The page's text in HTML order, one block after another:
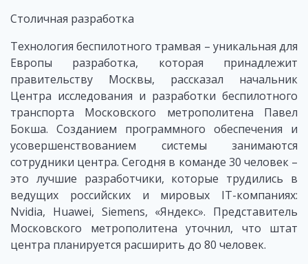
Столичная разработка
Технология беспилотного трамвая – уникальная для
Европы разработка, которая принадлежит
правительству Москвы, рассказал начальник
Центра исследования и разработки беспилотного
транспорта Московского метрополитена Павел
Бокша. Созданием программного обеспечения и
усовершенствованием системы занимаются
сотрудники центра. Сегодня в команде 30 человек –
это лучшие разработчики, которые трудились в
ведущих российских и мировых IT-компаниях:
Nvidia, Huawei, Siemens, «Яндекс». Представитель
Московского метрополитена уточнил, что штат
центра планируется расширить до 80 человек.